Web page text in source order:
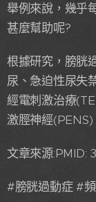
舉例來說，幾乎
甚麼幫助呢?
根據研究，膀胱
尿、急迫性尿失
經電刺激治療
激脛神經
文章來源:PMID:
#膀胱過動症 #